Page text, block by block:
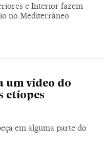
e Interior fazem
no Mediterrâneo
um vídeo do
etíopes
em alguma parte do